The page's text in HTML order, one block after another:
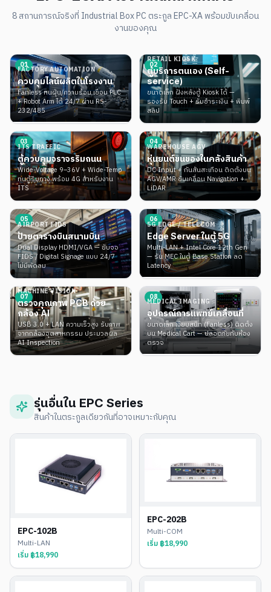
8 สถานการณ์จริงที่ Industrial Box PC ตระกูล EPC-XA พร้อมขับเคลื่อน
งานของคุณ
01
FACTORY AUTOMATION
ควบคุมไลน์ผลิตในโรงงาน
Fanless ทนฝุ่น/ความร้อน เชื่อม PLC
+ Robot Arm ได้ 24/7 ผ่าน RS-
232/485
02
RETAIL KIOSK
ตู้บริการตนเอง (Self-
service)
ขนาดเล็ก ฝังหลังตู้ Kiosk ได้ —
รองรับ Touch + รับชำระเงิน + พิมพ์
สลิป
03
ITS TRAFFIC
ตู้ควบคุมจราจรริมถนน
Wide-Voltage 9–36V + Wide-Temp
ทนตู้ริมทาง พร้อม 4G สำหรับงาน
ITS
04
WAREHOUSE AGV
หุ่นยนต์ขนของในคลังสินค้า
DC Input + กันสั่นสะเทือน ติดตั้งบน
AGV/AMR ขับเคลื่อน Navigation +
LiDAR
05
AIRPORT FIDS
ป้ายตารางบินสนามบิน
Dual Display HDMI/VGA — ขับจอ
FIDS / Digital Signage แบบ 24/7
ไม่มีพัดลม
06
5G EDGE / TELECOM
Edge Server ในตู้ 5G
Multi-LAN + Intel Core 12th Gen
— รัน MEC ในตู้ Base Station ลด
Latency
07
MACHINE VISION
ตรวจคุณภาพ PCB ด้วย
กล้อง AI
USB 3.0 + LAN ความเร็วสูง รับภาพ
จากกล้องอุตสาหกรรม ประมวลผล
AI Inspection
08
MEDICAL IMAGING
อุปกรณ์การแพทย์เคลื่อนที่
ขนาดเล็ก เงียบสนิท (Fanless) ติดตั้ง
บน Medical Cart — ปลอดภัยกับห้อง
ตรวจ
รุ่นอื่นใน EPC Series
สินค้าในตระกูลเดียวกันที่อาจเหมาะกับคุณ
EPC-102B
Multi-LAN
เริ่ม ฿18,990
EPC-202B
Multi-COM
เริ่ม ฿18,990